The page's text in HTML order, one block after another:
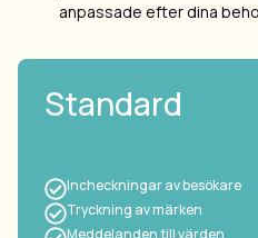
anpassade efter dina
Standard
Incheckningar av besökare
Tryckning av märken
Meddelanden till värden